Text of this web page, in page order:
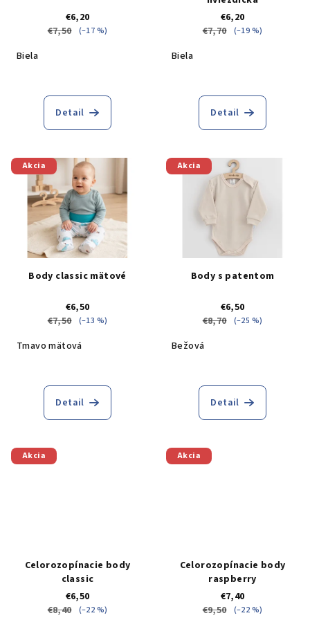
€6,20
€7,50
(–17 %)
Biela
Detail
€6,20
€7,70
(–19 %)
Biela
Detail
Akcia
Body classic mätové
€6,50
€7,50
(–13 %)
Tmavo mätová
Detail
Akcia
Body s patentom
€6,50
€8,70
(–25 %)
Bežová
Detail
Akcia
Celorozopínacie body
classic
€6,50
€8,40
(–22 %)
Akcia
Celorozopínacie body
raspberry
€7,40
€9,50
(–22 %)